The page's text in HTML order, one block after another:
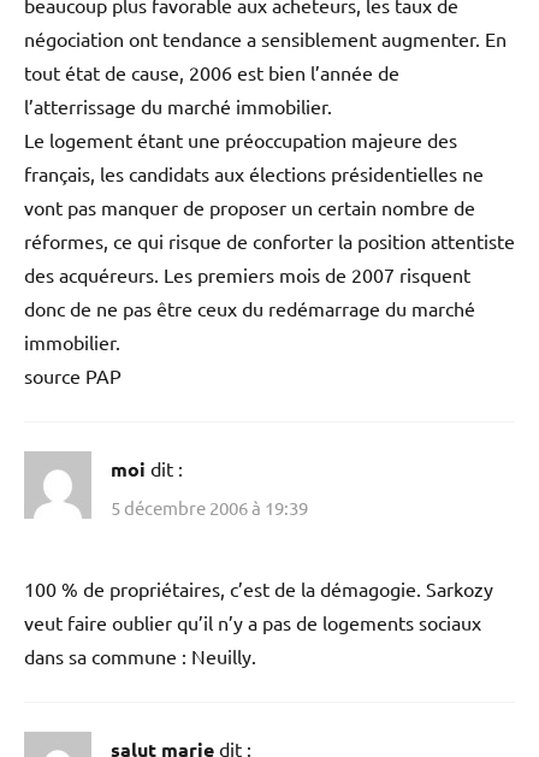
beaucoup plus favorable aux acheteurs, les taux de
négociation ont tendance a sensiblement augmenter. En
tout état de cause, 2006 est bien l’année de
l’atterrissage du marché immobilier.
Le logement étant une préoccupation majeure des
français, les candidats aux élections présidentielles ne
vont pas manquer de proposer un certain nombre de
réformes, ce qui risque de conforter la position attentiste
des acquéreurs. Les premiers mois de 2007 risquent
donc de ne pas être ceux du redémarrage du marché
immobilier.
source PAP
moi dit :
5 décembre 2006 à 19:39
100 % de propriétaires, c’est de la démagogie. Sarkozy
veut faire oublier qu’il n’y a pas de logements sociaux
dans sa commune : Neuilly.
salut marie dit :